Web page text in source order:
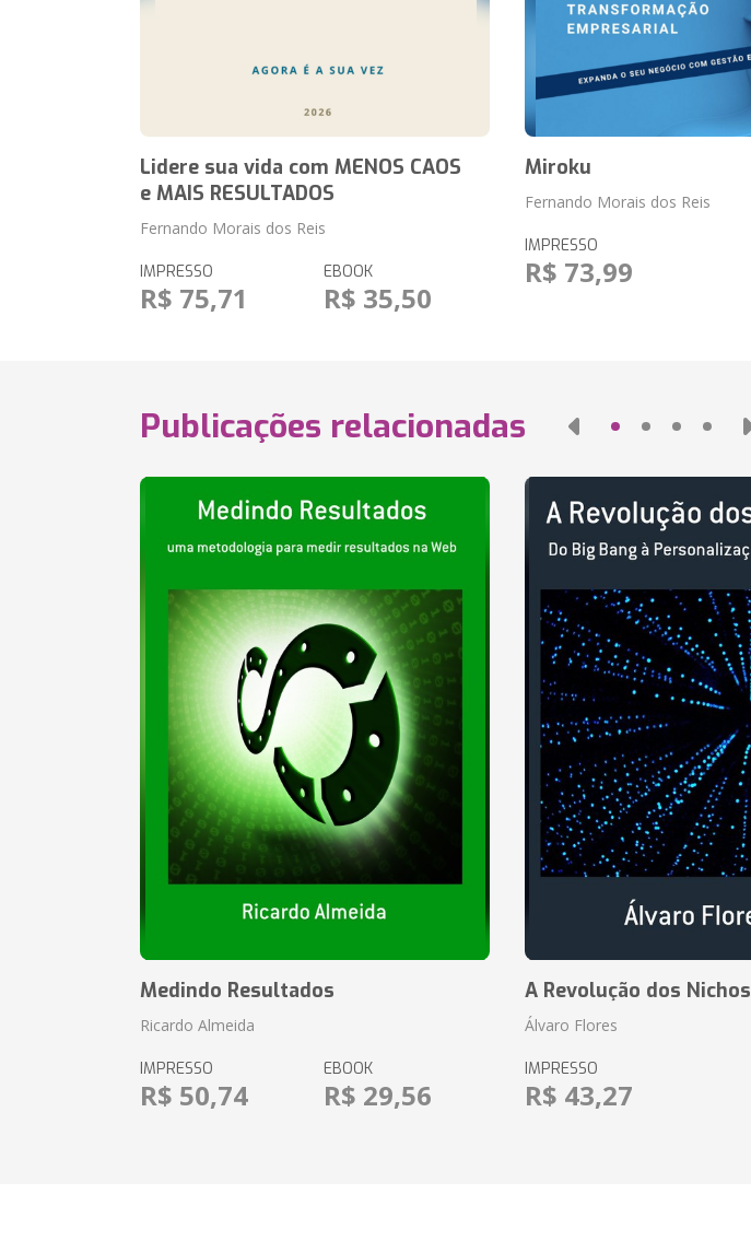
Lidere sua vida com MENOS CAOS
e MAIS RESULTADOS
Fernando Morais dos Reis
IMPRESSO
R$ 75,71
EBOOK
R$ 35,50
Miroku
Fernando Morais dos Reis
IMPRESSO
R$ 73,99
Publicações relacionadas
Medindo Resultados
Ricardo Almeida
IMPRESSO
R$ 50,74
EBOOK
R$ 29,56
A Revolução dos Nichos
Álvaro Flores
IMPRESSO
R$ 43,27